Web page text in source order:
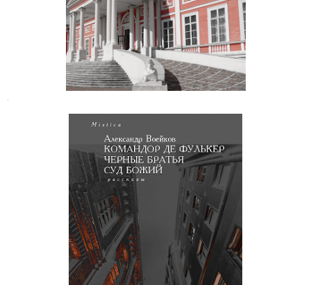
Александр Воейков. Мистические
рассказы